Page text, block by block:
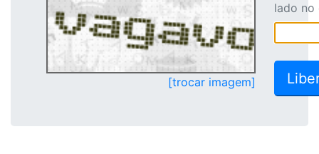
[trocar imagem]
lado no